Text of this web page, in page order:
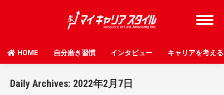
HOME 自分磨き習慣 インタビュー キャリアを考える
Daily Archives: 2022年2月7日